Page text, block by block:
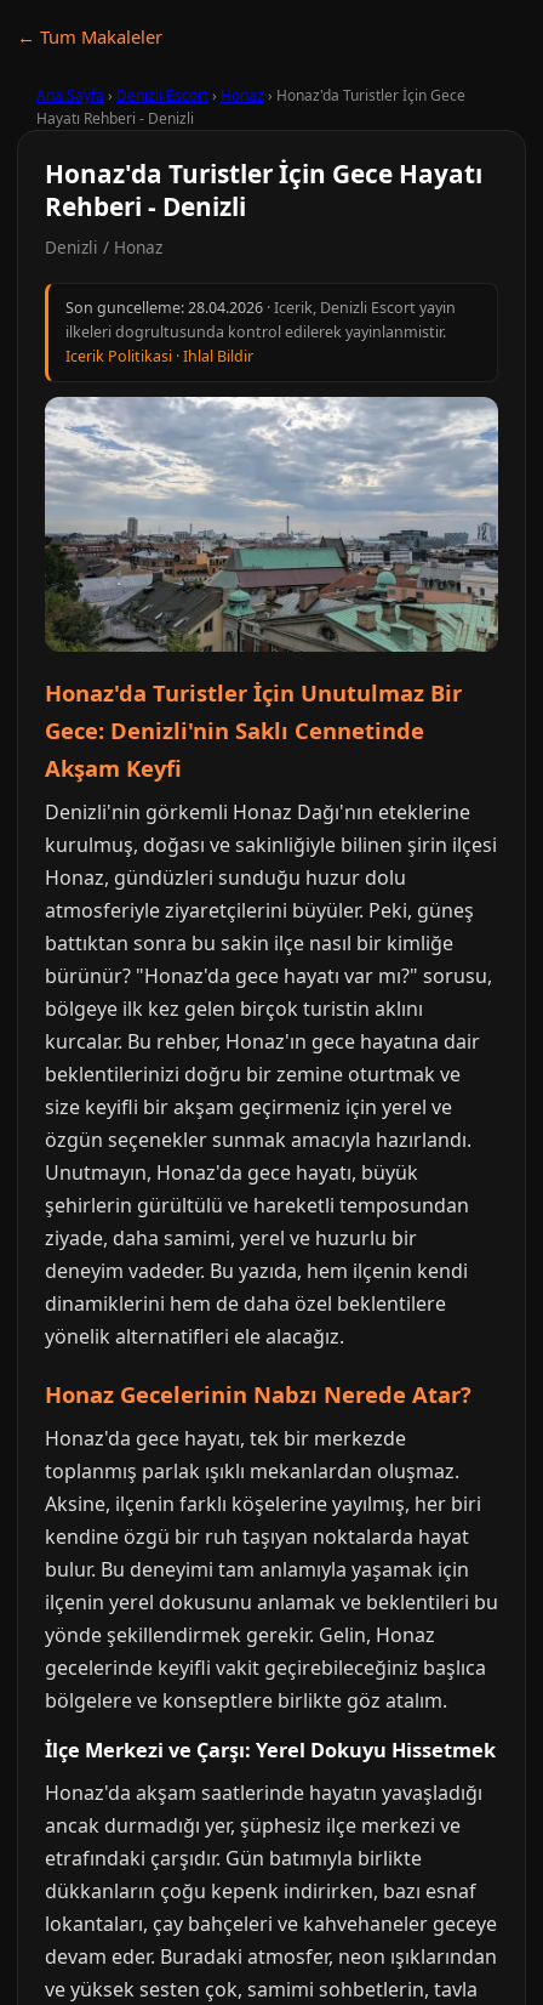
← Tum Makaleler
Ana Sayfa › Denizli Escort› Honaz› Honaz'da Turistler İçin Gece
Hayatı Rehberi - Denizli
Honaz'da Turistler İçin Gece Hayatı
Rehberi - Denizli
Denizli / Honaz
Son guncelleme:28.04.2026 · Icerik, Denizli Escort yayin
ilkeleri dogrultusunda kontrol edilerek yayinlanmistir.
Icerik Politikasi ·Ihlal Bildir
Honaz'da Turistler İçin Unutulmaz Bir
Gece: Denizli'nin Saklı Cennetinde
Akşam Keyfi
Denizli'nin görkemli Honaz Dağı'nın eteklerine
kurulmuş, doğası ve sakinliğiyle bilinen şirin ilçesi
Honaz, gündüzleri sunduğu huzur dolu
atmosferiyle ziyaretçilerini büyüler. Peki, güneş
battıktan sonra bu sakin ilçe nasıl bir kimliğe
bürünür? "Honaz'da gece hayatı var mı?" sorusu,
bölgeye ilk kez gelen birçok turistin aklını
kurcalar. Bu rehber, Honaz'ın gece hayatına dair
beklentilerinizi doğru bir zemine oturtmak ve
size keyifli bir akşam geçirmeniz için yerel ve
özgün seçenekler sunmak amacıyla hazırlandı.
Unutmayın, Honaz'da gece hayatı, büyük
şehirlerin gürültülü ve hareketli temposundan
ziyade, daha samimi, yerel ve huzurlu bir
deneyim vadeder. Bu yazıda, hem ilçenin kendi
dinamiklerini hem de daha özel beklentilere
yönelik alternatifleri ele alacağız.
Honaz Gecelerinin Nabzı Nerede Atar?
Honaz'da gece hayatı, tek bir merkezde
toplanmış parlak ışıklı mekanlardan oluşmaz.
Aksine, ilçenin farklı köşelerine yayılmış, her biri
kendine özgü bir ruh taşıyan noktalarda hayat
bulur. Bu deneyimi tam anlamıyla yaşamak için
ilçenin yerel dokusunu anlamak ve beklentileri bu
yönde şekillendirmek gerekir. Gelin, Honaz
gecelerinde keyifli vakit geçirebileceğiniz başlıca
bölgelere ve konseptlere birlikte göz atalım.
İlçe Merkezi ve Çarşı: Yerel Dokuyu Hissetmek
Honaz'da akşam saatlerinde hayatın yavaşladığı
ancak durmadığı yer, şüphesiz ilçe merkezi ve
etrafındaki çarşıdır. Gün batımıyla birlikte
dükkanların çoğu kepenk indirirken, bazı esnaf
lokantaları, çay bahçeleri ve kahvehaneler geceye
devam eder. Buradaki atmosfer, neon ışıklarından
ve yüksek sesten çok, samimi sohbetlerin, tavla